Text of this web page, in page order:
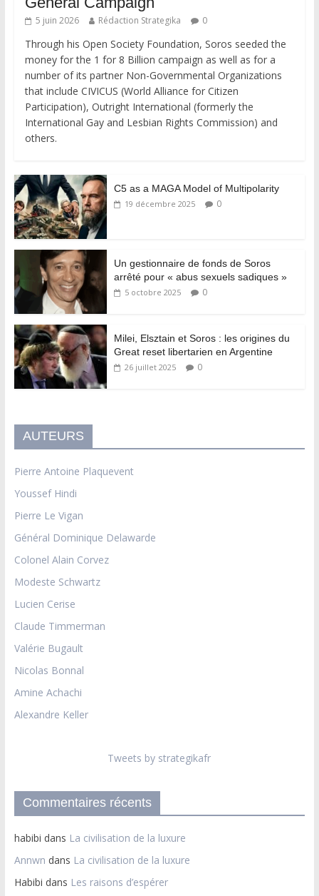
5 juin 2026 Rédaction Strategika 0
Through his Open Society Foundation, Soros seeded the
money for the 1 for 8 Billion campaign as well as for a
number of its partner Non-Governmental Organizations
that include CIVICUS (World Alliance for Citizen
Participation), Outright International (formerly the
International Gay and Lesbian Rights Commission) and
others.
C5 as a MAGA Model of Multipolarity
19 décembre 2025 0
Un gestionnaire de fonds de Soros
arrêté pour « abus sexuels sadiques »
5 octobre 2025 0
Milei, Elsztain et Soros : les origines du
Great reset libertarien en Argentine
26 juillet 2025 0
AUTEURS
Pierre Antoine Plaquevent
Youssef Hindi
Pierre Le Vigan
Général Dominique Delawarde
Colonel Alain Corvez
Modeste Schwartz
Lucien Cerise
Claude Timmerman
Valérie Bugault
Nicolas Bonnal
Amine Achachi
Alexandre Keller
Tweets by strategikafr
Commentaires récents
habibi dans La civilisation de la luxure
Annwn dans La civilisation de la luxure
Habibi dans Les raisons d’espérer